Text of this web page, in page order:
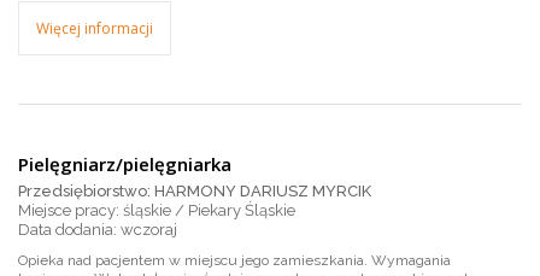
Więcej informacji
Pielęgniarz/pielęgniarka
Przedsiębiorstwo: HARMONY DARIUSZ MYRCIK
Miejsce pracy: śląskie / Piekary Śląskie
wczoraj
Opieka nad pacjentem w miejscu jego zamieszkania. Wymagania